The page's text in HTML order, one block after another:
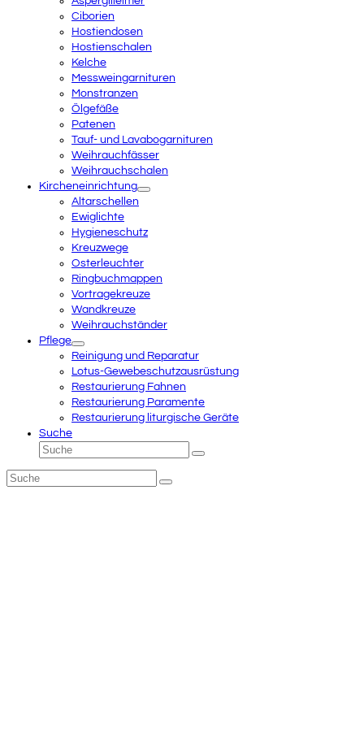
Ciborien
Hostiendosen
Hostienschalen
Kelche
Messweingarnituren
Monstranzen
Ölgefäße
Patenen
Tauf- und Lavabogarnituren
Weihrauchfässer
Weihrauchschalen
Kircheneinrichtung
Altarschellen
Ewiglichte
Hygieneschutz
Kreuzwege
Osterleuchter
Ringbuchmappen
Vortragekreuze
Wandkreuze
Weihrauchständer
Pflege
Reinigung und Reparatur
Lotus-Gewebeschutzausrüstung
Restaurierung Fahnen
Restaurierung Paramente
Restaurierung liturgische Geräte
Suche
Suche
Senden
Suche
Senden